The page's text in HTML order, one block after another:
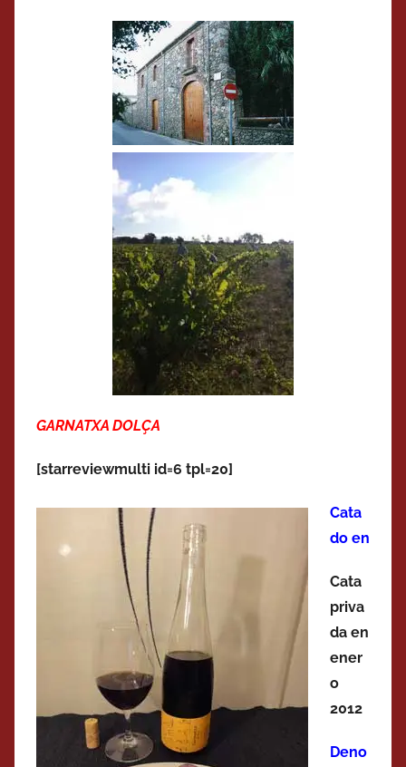
GARNATXA DOLÇA
[starreviewmulti id=6 tpl=20]
Cata
do en
Cata
priva
da en
ener
o
2012
Deno